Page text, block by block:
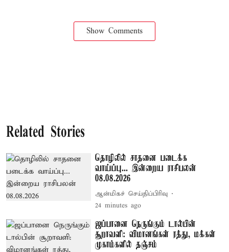
Show Comments
Related Stories
தொழிலில் சாதனை படைக்க
வாய்ப்பு... இன்றைய ராசிபலன்
08.08.2026
ஆன்மிகச் செய்திப்பிரிவு
24 minutes ago
ஜப்பானை நெருங்கும் டால்பின்
சூறாவளி: விமானங்கள் ரத்து, மக்கள்
முகாம்களில் தஞ்சம்